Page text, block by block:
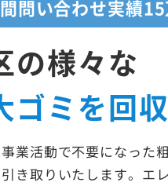
問い合わせ実績
の様々な
ゴミを回
業活動で不要になった
き取りいたします。エ